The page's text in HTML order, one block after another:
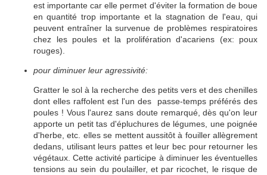
est importante car elle permet d'éviter la formation de boue
en quantité trop importante et la stagnation de l'eau, qui
peuvent entraîner la survenue de problèmes respiratoires
chez les poules et la prolifération d'acariens (ex: poux
rouges).
pour diminuer leur agressivité:
Gratter le sol à la recherche des petits vers et des chenilles
dont elles raffolent est l'un des passe-temps préférés des
poules ! Vous l'aurez sans doute remarqué, dès qu'on leur
apporte un petit tas d'épluchures de légumes, une poignée
d'herbe, etc. elles se mettent aussitôt à fouiller allègrement
dedans, utilisant leurs pattes et leur bec pour retourner les
végétaux. Cette activité participe à diminuer les éventuelles
tensions au sein du poulailler, et par ricochet, le risque de